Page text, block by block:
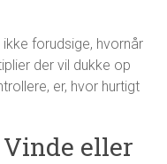
forudsige, hvornår
der vil dukke op
er, hvor hurtigt
eller